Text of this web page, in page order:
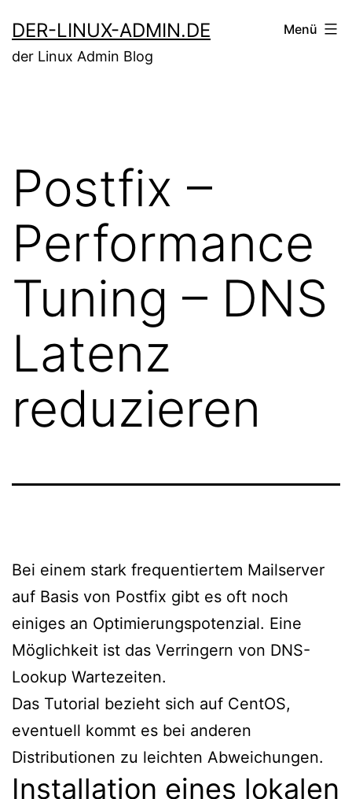
Inhalt
springen
DER-LINUX-ADMIN.DE
der Linux Admin Blog
Menü
Postfix –
Performance
Tuning – DNS
Latenz
reduzieren
Bei einem stark frequentiertem Mailserver
auf Basis von Postfix gibt es oft noch
einiges an Optimierungspotenzial. Eine
Möglichkeit ist das Verringern von DNS-
Lookup Wartezeiten.
Das Tutorial bezieht sich auf CentOS,
eventuell kommt es bei anderen
Distributionen zu leichten Abweichungen.
Installation eines lokalen